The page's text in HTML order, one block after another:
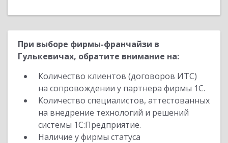
При выборе фирмы-франчайзи в
Гулькевичах, обратите внимание на:
Количество клиентов (договоров ИТС)
на сопровождении у партнера фирмы 1С.
Количество специалистов, аттестованных
на внедрение технологий и решений
системы 1С:Предприятие.
Наличие у фирмы статуса